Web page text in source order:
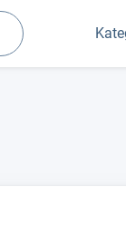
Suchen